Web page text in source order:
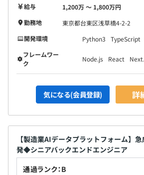
給与
1,200万 〜 1,800万円
勤務地
東京都台東区浅草橋4-2-2
開発環境
Python3 TypeScript
フレームワー
ク
Node.js React
気になる(会員登録) 詳
【製造業AIデータプラットフォーム】
発◆シニアバックエンドエンジニア
通過ランク：B